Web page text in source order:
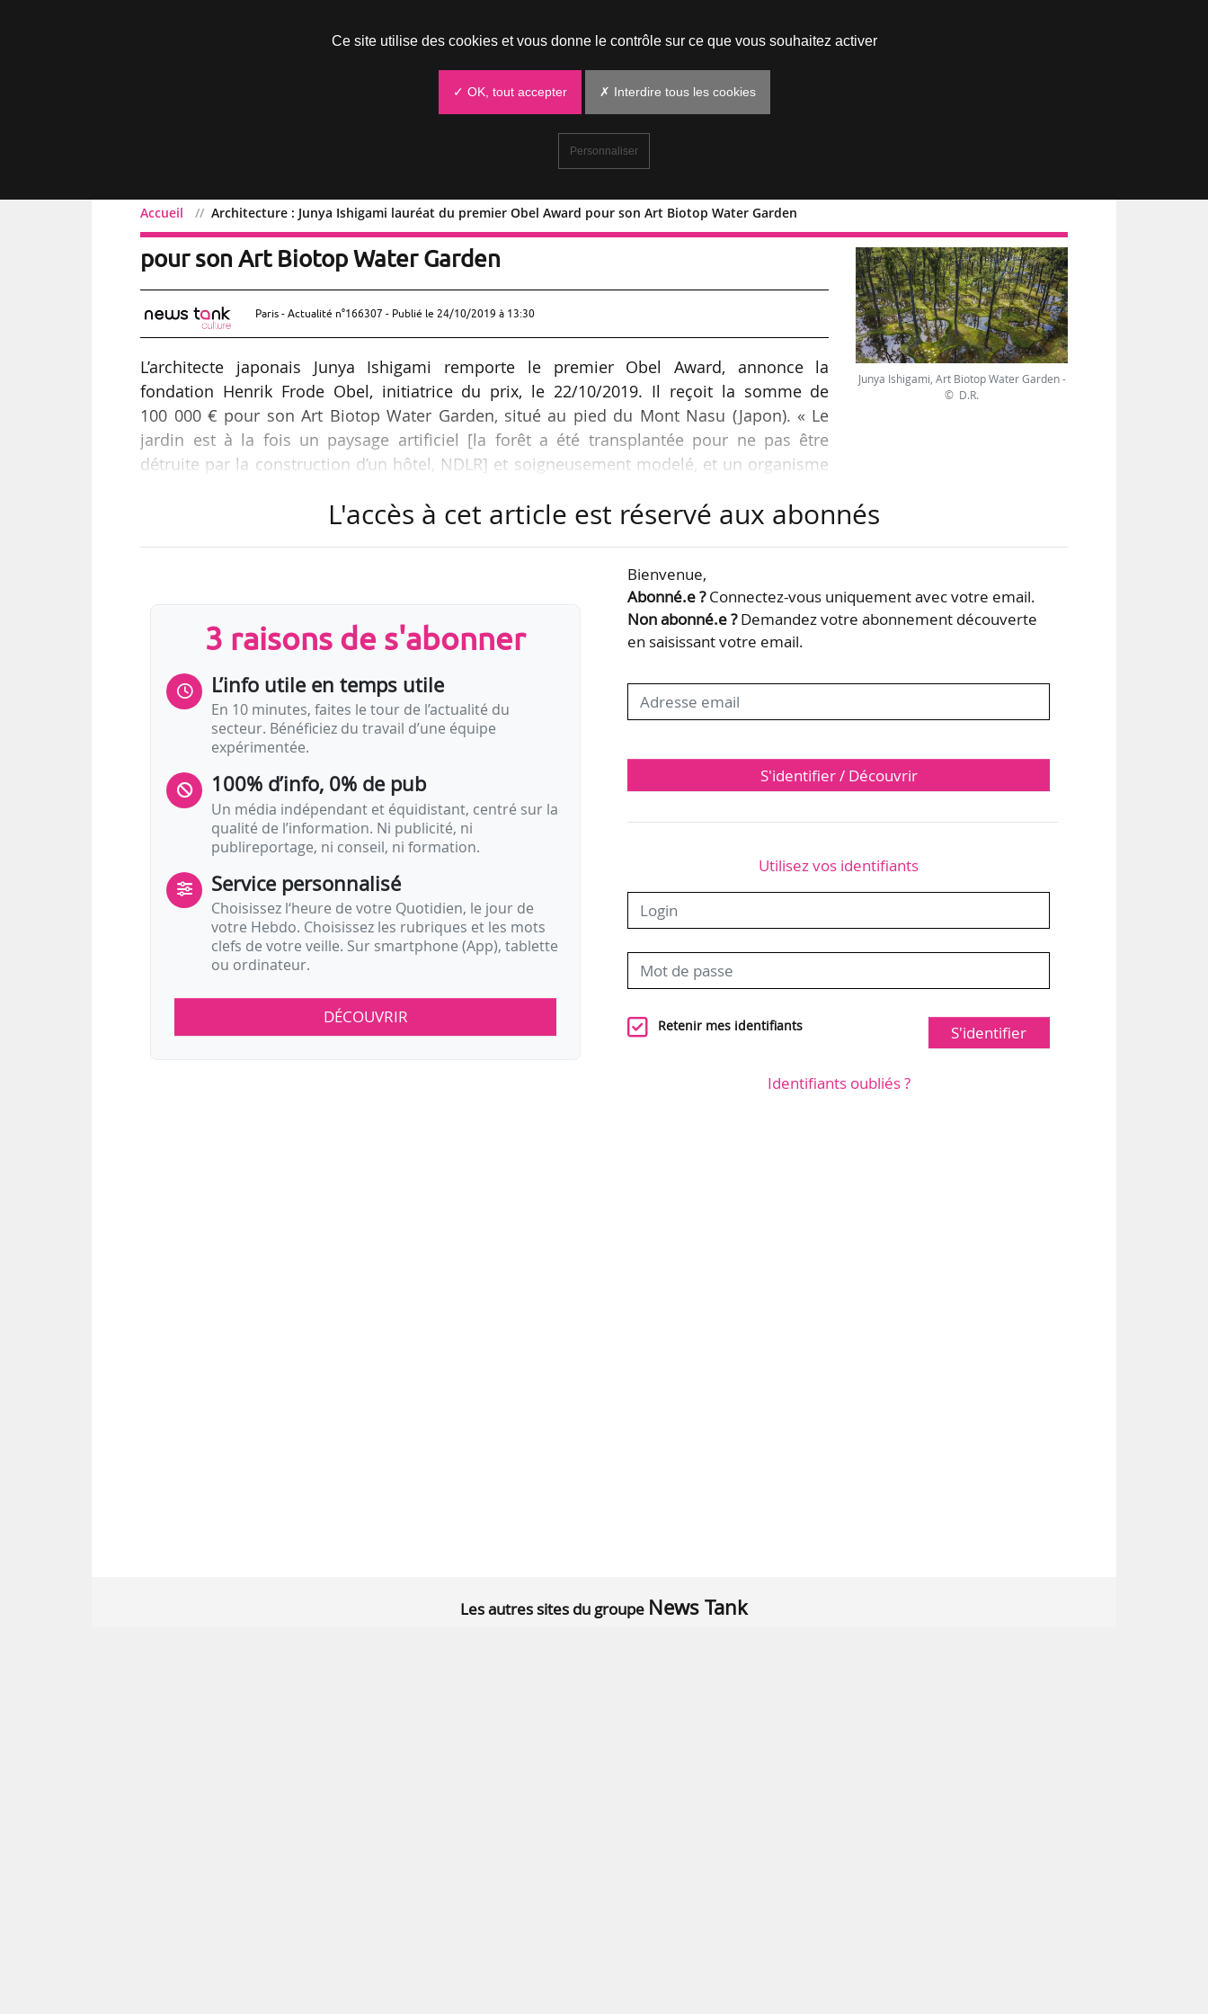
Accueil Architecture : Junya Ishigami lauréat du premier Obel Award pour son Art Biotop Water Garden
Architecture : Junya Ishigami lauréat du premier Obel Award
pour son Art Biotop Water Garden
Paris - Actualité n°166307 - Publié le 24/10/2019 à 13:30
L’architecte japonais Junya Ishigami remporte le premier Obel Award, annonce la
fondation Henrik Frode Obel, initiatrice du prix, le 22/10/2019. Il reçoit la somme de
100 000 € pour son Art Biotop Water Garden, situé au pied du Mont Nasu (Japon). « Le
jardin est à la fois un paysage artificiel [la forêt a été transplantée pour ne pas être
détruite par la construction d’un hôtel, NDLR] et soigneusement modelé, et un organisme
parc, texte ou exposition) de moins de cinq ans qui « contribue au développement
humain ». Il a pour but « d’inciter les architectes du monde entier à tenir compte de leurs…
Junya Ishigami, Art Biotop Water Garden -
© D.R.
L'accès à cet article est réservé aux abonnés
3 raisons de s'abonner
L’info utile en temps utile
En 10 minutes, faites le tour de l’actualité du
secteur. Bénéficiez du travail d’une équipe
expérimentée.
100% d’info, 0% de pub
Un média indépendant et équidistant, centré sur la
qualité de l’information. Ni publicité, ni
publireportage, ni conseil, ni formation.
Service personnalisé
Choisissez l‘heure de votre Quotidien, le jour de
votre Hebdo. Choisissez les rubriques et les mots
clefs de votre veille. Sur smartphone (App), tablette
ou ordinateur.
DÉCOUVRIR
Bienvenue,
Abonné.e ?Connectez-vous uniquement avec votre email.
Non abonné.e ?Demandez votre abonnement découverte
en saisissant votre email.
S'identifier / Découvrir
Utilisez vos identifiants
Retenir mes identifiants S'identifier
Identifiants oubliés ?
Les autres sites du groupe News Tank
Ce site utilise des cookies et vous donne le contrôle sur ce que vous souhaitez activer
✓ OK, tout accepter ✗ Interdire tous les cookies
Personnaliser